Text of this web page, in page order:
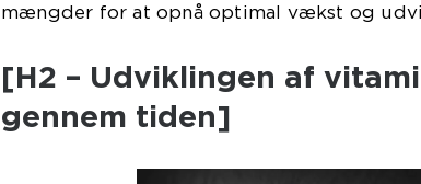
mængder for at opnå optimal vækst og
[H2 – Udviklingen af
gennem tiden]